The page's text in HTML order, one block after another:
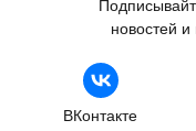
новостей
ВКонтакте